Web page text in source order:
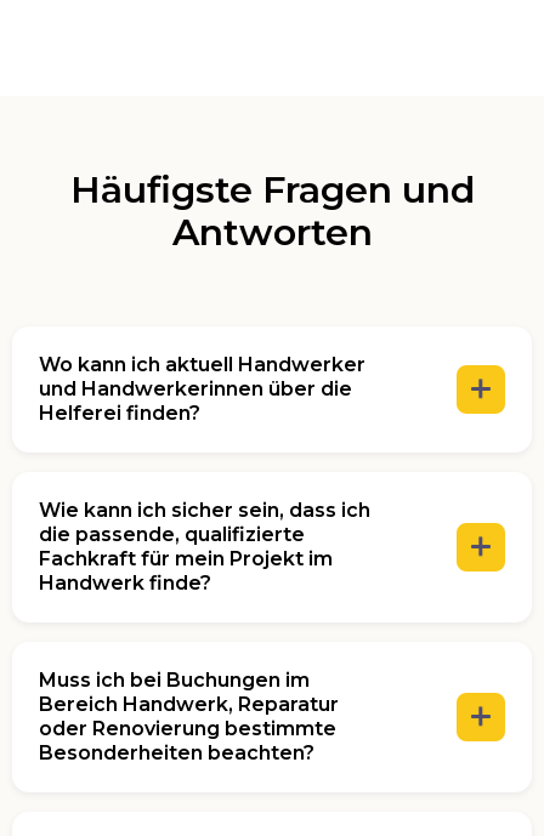
Häufigste Fragen und
Antworten
Wo kann ich aktuell Handwerker
und Handwerkerinnen über die
Helferei finden?
Bucht einfach online
Wie kann ich sicher sein, dass ich
die passende, qualifizierte
Fachkraft für mein Projekt im
Handwerk finde?
Nachgewiesene Kenntnisse & Qualifikationen
Muss ich bei Buchungen im
Bereich Handwerk, Reparatur
oder Renovierung bestimmte
Besonderheiten beachten?